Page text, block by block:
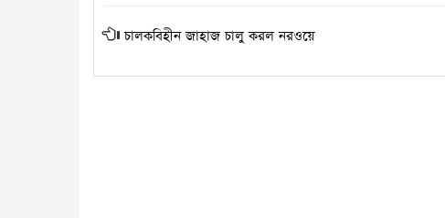
চালকবিহীন জাহাজ চালু করল নরওয়ে